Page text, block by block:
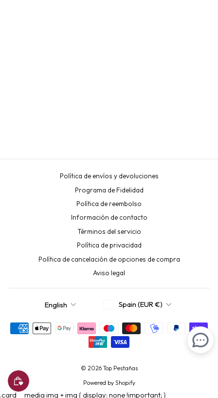
Política de envíos y devoluciones
Programa de Fidelidad
Política de reembolso
Información de contacto
Términos del servicio
Política de privacidad
Política de cancelación de opciones de compra
Aviso legal
LANGUAGE
English CURRENCY
Spain (EUR €)
© 2026 Top Pestañas
Powered by Shopify
.card__media img + img { display: none !important; }